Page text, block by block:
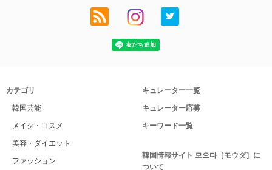
カテゴリ
韓国芸能
メイク・コスメ
美容・ダイエット
ファッション
キュレーター一覧
キュレーター応募
キーワード一覧
韓国情報サイト 모으다［モウダ］に
ついて